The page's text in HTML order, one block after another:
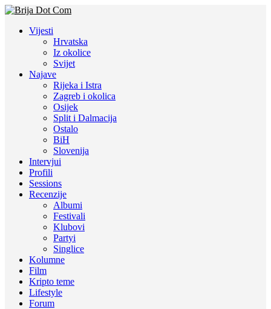
Vijesti
Hrvatska
Iz okolice
Svijet
Najave
Rijeka i Istra
Zagreb i okolica
Osijek
Split i Dalmacija
Ostalo
BiH
Slovenija
Intervjui
Profili
Sessions
Recenzije
Albumi
Festivali
Klubovi
Partyi
Singlice
Kolumne
Film
Kripto teme
Lifestyle
Forum